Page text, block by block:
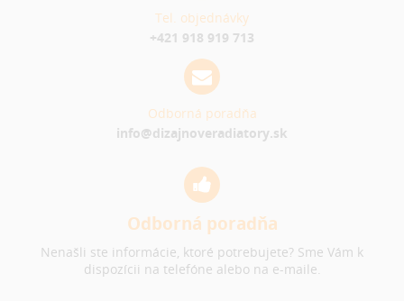
Tel. objednávky
+421 918 919 713
Odborná poradňa
info@dizajnoveradiatory.sk
Odborná poradňa
Nenašli ste informácie, ktoré potrebujete? Sme Vám k
dispozícii na telefóne alebo na e-maile.